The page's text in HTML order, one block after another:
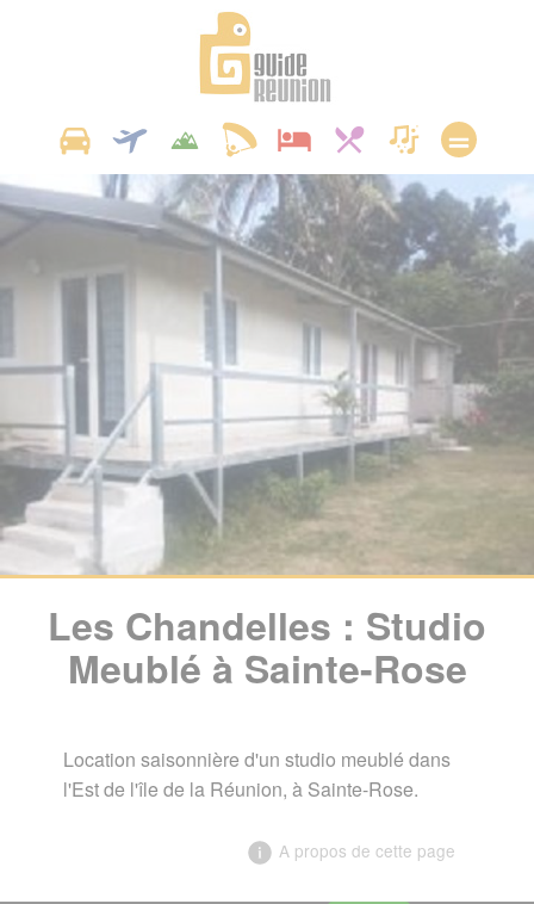
Les Chandelles : Studio
Meublé à Sainte-Rose
Location saisonnière d'un studio meublé dans
l'Est de l'île de la Réunion, à Sainte-Rose.
A propos de cette page
Panneau de gestion des cookies